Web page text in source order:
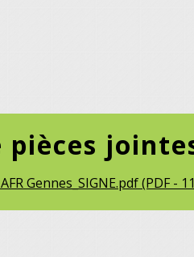
pièces
Gennes_SIGNE.pdf (PDF -